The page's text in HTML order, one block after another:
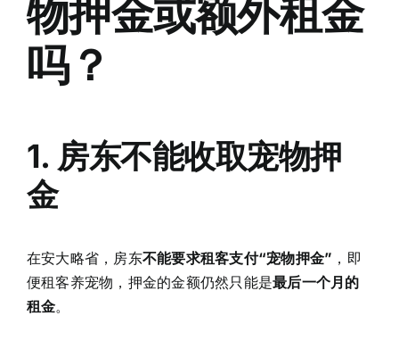
物押金或额外租金
吗？
1. 房东不能收取宠物押
金
在安大略省，房东不能要求租客支付“宠物押金” ，即
便租客养宠物，押金的金额仍然只能是最后一个月的
租金。